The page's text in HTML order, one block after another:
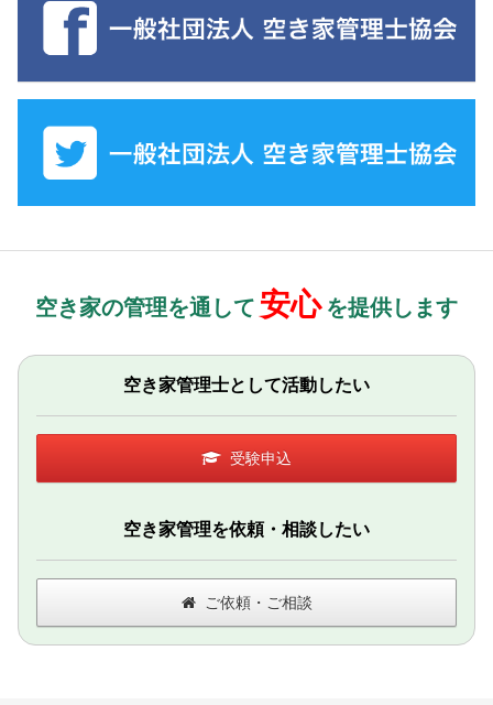
空き家の管理を通して 安心 を提供します
空き家管理士として活動したい
受験申込
空き家管理を依頼・相談したい
ご依頼・ご相談